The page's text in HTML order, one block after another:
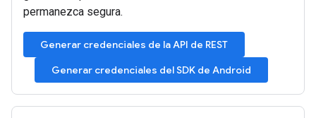
permanezca segura.
Generar credenciales de la API de REST
Generar credenciales del SDK de Android